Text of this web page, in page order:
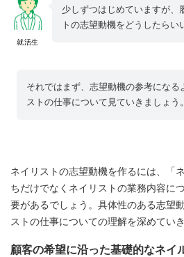
就活生
少しずつはじめていますが、
トの志望動機をどうしたらい
それではまず、志望動機の参考になる
ストの仕事について見ていきましょう。
ネイリストの志望動機を作るには、「
ちだけでなくネイリストの業務内容に
要があるでしょう。具体性のある志望
ストの仕事についての理解を深めてい
顧客の希望に沿った基礎的なネイ